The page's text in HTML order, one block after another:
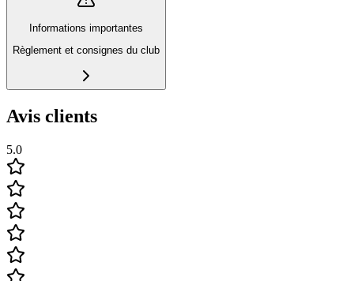
Informations importantes
Règlement et consignes du club
Avis clients
5.0